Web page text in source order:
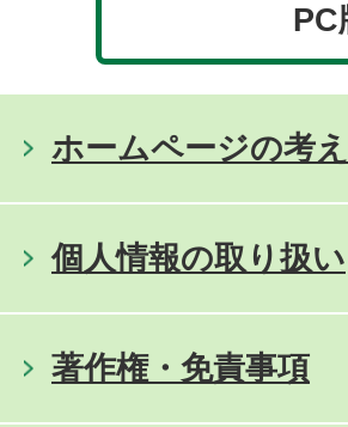
PC
ホームページの考
個人情報の取り扱い
著作権・免責事項